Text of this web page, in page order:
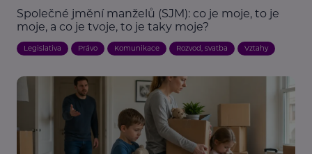
Společné jmění manželů (SJM): co je moje, to je
moje, a co je tvoje, to je taky moje?
Legislativa Právo Komunikace Rozvod, svatba Vztahy